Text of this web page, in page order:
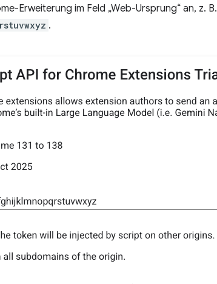
Erweiterung im Feld „Web-Ursprung“ an, z. B.
.